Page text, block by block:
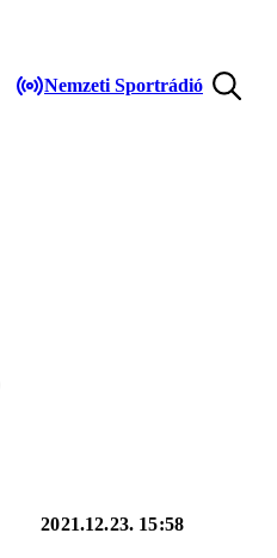
Nemzeti Sportrádió
2021.12.23. 15:58